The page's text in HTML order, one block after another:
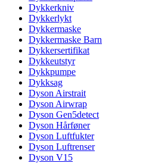
Dykkerkniv
Dykkerlykt
Dykkermaske
Dykkermaske Barn
Dykkersertifikat
Dykkeutstyr
Dykkpumpe
Dykksag
Dyson Airstrait
Dyson Airwrap
Dyson Gen5detect
Dyson Hårføner
Dyson Luftfukter
Dyson Luftrenser
Dyson V15